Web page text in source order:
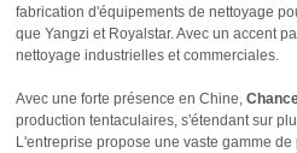
fabrication d'équipements de nettoyage
que Yangzi et Royalstar. Avec un accent
nettoyage industrielles et commerciales.
Avec une forte présence en Chine,
production tentaculaires, s'étendant sur
L'entreprise propose une vaste gamme